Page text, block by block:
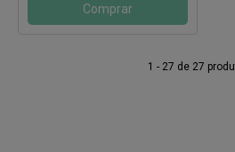
Comprar
1 - 27 de 27